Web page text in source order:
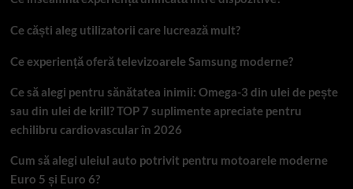
Ce căști aleg utilizatorii care lucrează mult?
Ce experiență oferă televizoarele Samsung moderne?
Ce să alegi pentru sănătatea inimii: Omega-3 din ulei de pește
sau din ulei de krill? TOP 7 suplimente apreciate pentru
echilibru cardiovascular în 2026
Cum să alegi uleiul auto potrivit pentru motoarele moderne
Euro 5 și Euro 6?